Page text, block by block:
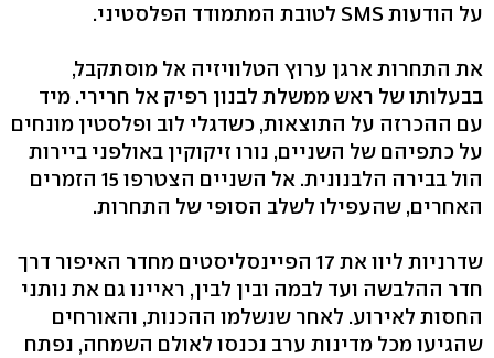
על הודעות SMS לטובת המתמודד הפלסטיני.
את התחרות ארגן ערוץ הטלוויזיה אל מוסתקבל,
בבעלותו של ראש ממשלת לבנון רפיק אל חרירי. מיד
עם ההכרזה על התוצאות, כשדגלי לוב ופלסטין מונחים
על כתפיהם של השניים, נורו זיקוקין באולפני ביירות
הול בבירה הלבנונית. אל השניים הצטרפו 15 הזמרים
האחרים, שהעפילו לשלב הסופי של התחרות.
שדרניות ליוו את 17 הפיינסליסטים מחדר האיפור דרך
חדר ההלבשה ועד לבמה ובין לבין, ראיינו גם את נותני
החסות לאירוע. לאחר שנשלמו ההכנות, והאורחים
שהגיעו מכל מדינות ערב נכנסו לאולם השמחה, נפתח